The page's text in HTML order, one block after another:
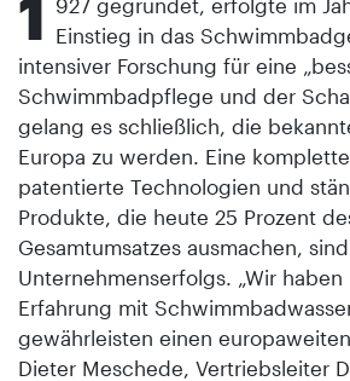
1 Einstieg in das
intensiver Forschung für eine
Schwimmbadpflege und der
gelang es schließlich, die
Europa zu werden. Eine
patentierte Technologien und
Produkte, die heute 25 Prozent
Gesamtumsatzes ausmachen,
Unternehmenserfolgs. „Wir
Erfahrung mit
gewährleisten einen
Dieter Meschede, Vertriebsleiter